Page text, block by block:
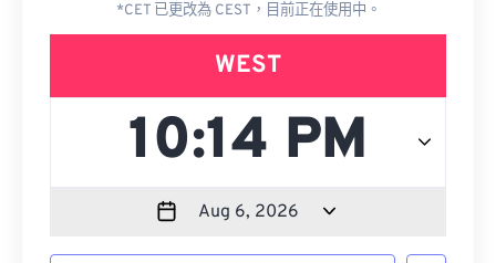
*CET 已更改為 CEST，目前正在使用中。
WEST